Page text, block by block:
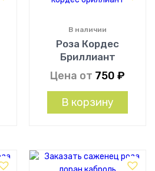
Роза Кордес
Бриллиант
В наличии
Цена от 750 ₽
В корзину